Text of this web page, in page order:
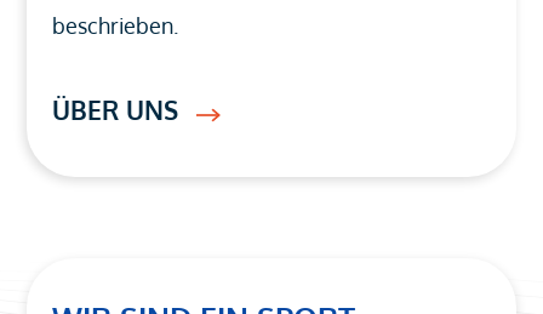
beschrieben.
ÜBER UNS